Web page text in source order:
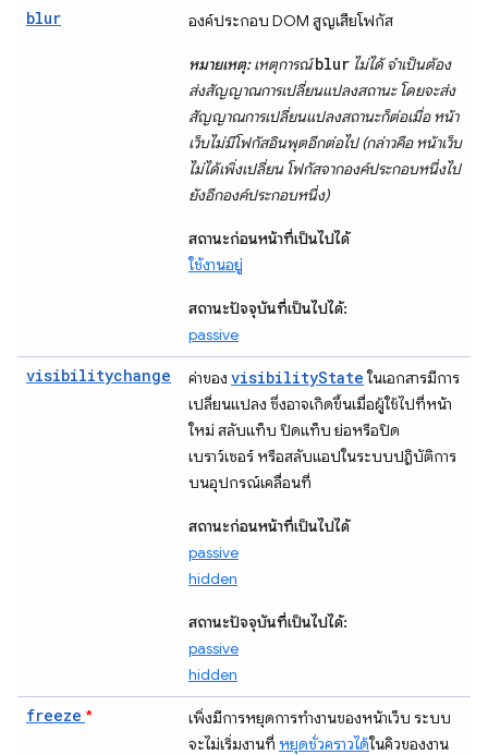
blur องค์ประกอบ DOM สูญเสียโฟกัส
หมายเหตุ:เหตุการณ์blur ไม่ได้ จำเป็นต้อง
ส่งสัญญาณการเปลี่ยนแปลงสถานะ โดยจะส่ง
สัญญาณการเปลี่ยนแปลงสถานะก็ต่อเมื่อ หน้า
เว็บไม่มีโฟกัสอินพุตอีกต่อไป (กล่าวคือ หน้าเว็บ
ไม่ได้เพิ่งเปลี่ยน โฟกัสจากองค์ประกอบหนึ่งไป
ยังอีกองค์ประกอบหนึ่ง)
สถานะก่อนหน้าที่เป็นไปได้
ใช้งานอยู่
สถานะปัจจุบันที่เป็นไปได้:
passive
visibilitychange ค่าของ visibilityStateในเอกสารมีการ
เปลี่ยนแปลง ซึ่งอาจเกิดขึ้นเมื่อผู้ใช้ไปที่หน้า
ใหม่ สลับแท็บ ปิดแท็บ ย่อหรือปิด
เบราว์เซอร์ หรือสลับแอปในระบบปฏิบัติการ
บนอุปกรณ์เคลื่อนที่
สถานะก่อนหน้าที่เป็นไปได้
passive
hidden
สถานะปัจจุบันที่เป็นไปได้:
passive
hidden
freeze *
เพิ่งมีการหยุดการทำงานของหน้าเว็บ ระบบ
จะไม่เริ่มงานที่ หยุดชั่วคราวได้ในคิวของงาน